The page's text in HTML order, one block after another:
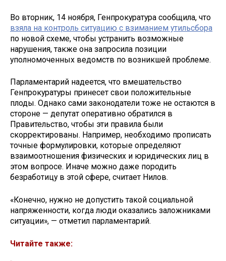
Во вторник, 14 ноября, Генпрокуратура сообщила, что
взяла на контроль ситуацию с взиманием утильсбора
по новой схеме, чтобы устранить возможные
нарушения, также она запросила позиции
уполномоченных ведомств по возникшей проблеме.
Парламентарий надеется, что вмешательство
Генпрокуратуры принесет свои положительные
плоды. Однако сами законодатели тоже не остаются в
стороне — депутат оперативно обратился в
Правительство, чтобы эти правила были
скорректированы. Например, необходимо прописать
точные формулировки, которые определяют
взаимоотношения физических и юридических лиц в
этом вопросе. Иначе можно даже породить
безработицу в этой сфере, считает Нилов.
«Конечно, нужно не допустить такой социальной
напряженности, когда люди оказались заложниками
ситуации», — отметил парламентарий.
Читайте также: